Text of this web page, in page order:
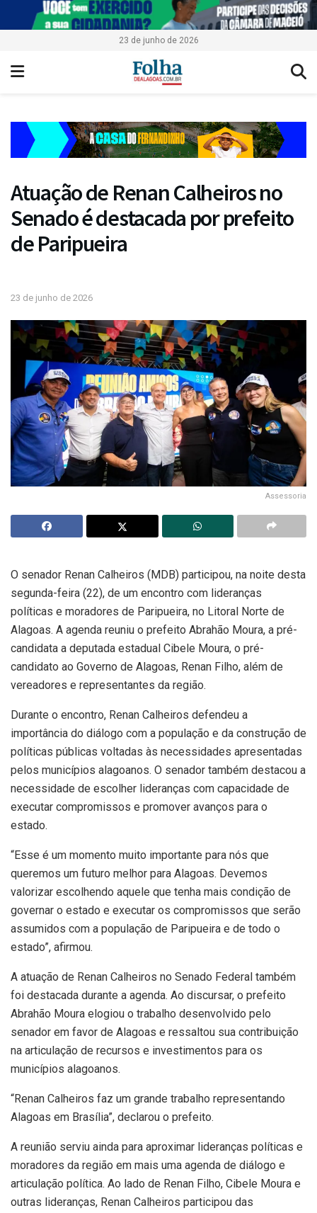
23 de junho de 2026
Atuação de Renan Calheiros no
Senado é destacada por prefeito
de Paripueira
23 de junho de 2026
Assessoria
O senador Renan Calheiros (MDB) participou, na noite desta
segunda-feira (22), de um encontro com lideranças
políticas e moradores de Paripueira, no Litoral Norte de
Alagoas. A agenda reuniu o prefeito Abrahão Moura, a pré-
candidata a deputada estadual Cibele Moura, o pré-
candidato ao Governo de Alagoas, Renan Filho, além de
vereadores e representantes da região.
Durante o encontro, Renan Calheiros defendeu a
importância do diálogo com a população e da construção de
políticas públicas voltadas às necessidades apresentadas
pelos municípios alagoanos. O senador também destacou a
necessidade de escolher lideranças com capacidade de
executar compromissos e promover avanços para o
estado.
“Esse é um momento muito importante para nós que
queremos um futuro melhor para Alagoas. Devemos
valorizar escolhendo aquele que tenha mais condição de
governar o estado e executar os compromissos que serão
assumidos com a população de Paripueira e de todo o
estado”, afirmou.
A atuação de Renan Calheiros no Senado Federal também
foi destacada durante a agenda. Ao discursar, o prefeito
Abrahão Moura elogiou o trabalho desenvolvido pelo
senador em favor de Alagoas e ressaltou sua contribuição
na articulação de recursos e investimentos para os
municípios alagoanos.
“Renan Calheiros faz um grande trabalho representando
Alagoas em Brasília”, declarou o prefeito.
A reunião serviu ainda para aproximar lideranças políticas e
moradores da região em mais uma agenda de diálogo e
articulação política. Ao lado de Renan Filho, Cibele Moura e
outras lideranças, Renan Calheiros participou das